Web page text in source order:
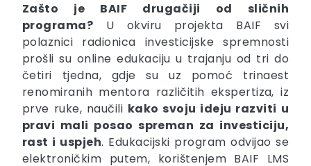
Zašto je BAIF drugačiji od sličnih
programa? U okviru projekta BAIF svi
polaznici radionica investicijske spremnosti
prošli su online edukaciju u trajanju od tri do
četiri tjedna, gdje su uz pomoć trinaest
renomiranih mentora različitih ekspertiza, iz
prve ruke, naučili kako svoju ideju razviti u
pravi mali posao spreman za investiciju,
rast i uspjeh. Edukacijski program odvijao se
elektroničkim putem, korištenjem BAIF LMS